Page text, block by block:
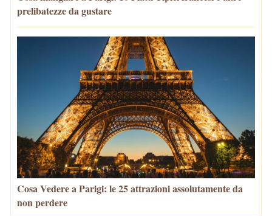
prelibatezze da gustare
Cosa Vedere a Parigi: le 25 attrazioni assolutamente da
non perdere